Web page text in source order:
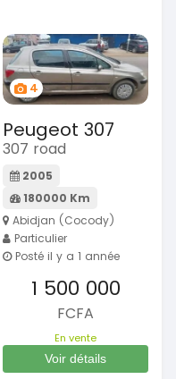
4
Peugeot 307
307 road
2005
180000 Km
Abidjan (Cocody)
Particulier
Posté il y a 1 année
1 500 000
FCFA
En vente
Voir détails